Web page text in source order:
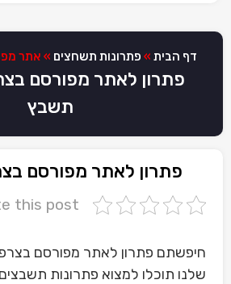
דף הבית » פתרונות תשחצים » אתר
פתרון לאתר מפורסם
תשבץ
פתרון לאתר מפורסם
this post
חיפשתם פתרון לאתר מפורסם
שלנו תוכלו למצוא פתרונות